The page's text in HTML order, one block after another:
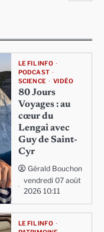
LE FIL INFO
PODCAST
SCIENCE
VIDÉO
80 Jours
Voyages : au
cœur du
Lengai avec
Guy de Saint-
Cyr
Gérald Bouchon
vendredi 07 août
2026 10:11
LE FIL INFO